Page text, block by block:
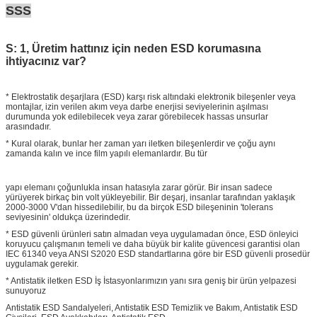
SSS
S: 1, Üretim hattınız için neden ESD korumasına
ihtiyacınız var?
* Elektrostatik deşarjlara (ESD) karşı risk altındaki elektronik bileşenler veya
montajlar, izin verilen akım veya darbe enerjisi seviyelerinin aşılması
durumunda yok edilebilecek veya zarar görebilecek hassas unsurlar
arasındadır.
* Kural olarak, bunlar her zaman yarı iletken bileşenlerdir ve çoğu aynı
zamanda kalın ve ince film yapılı elemanlardır. Bu tür
yapı elemanı çoğunlukla insan hatasıyla zarar görür. Bir insan sadece
yürüyerek birkaç bin volt yükleyebilir. Bir deşarj, insanlar tarafından yaklaşık
2000-3000 V'dan hissedilebilir, bu da birçok ESD bileşeninin 'tolerans
seviyesinin' oldukça üzerindedir.
* ESD güvenli ürünleri satın almadan veya uygulamadan önce, ESD önleyici
koruyucu çalışmanın temeli ve daha büyük bir kalite güvencesi garantisi olan
IEC 61340 veya ANSI S2020 ESD standartlarına göre bir ESD güvenli prosedür
uygulamak gerekir.
* Antistatik iletken ESD İş İstasyonlarımızın yanı sıra geniş bir ürün yelpazesi
sunuyoruz
Antistatik ESD Sandalyeleri, Antistatik ESD Temizlik ve Bakım, Antistatik ESD